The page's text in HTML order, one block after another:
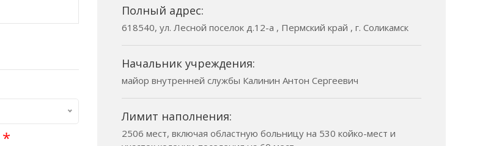
*
Полный адрес:
618540, ул. Лесной поселок д.12-а , Пермский край , г. Соликамск
Начальник учреждения:
майор внутренней службы Калинин Антон Сергеевич
Лимит наполнения:
2506 мест, включая областную больницу на 530 койко-мест и